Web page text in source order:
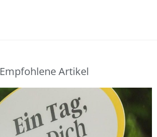
Empfohlene Artikel